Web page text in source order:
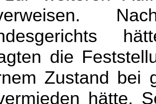
die
Zustand bei
hätte.